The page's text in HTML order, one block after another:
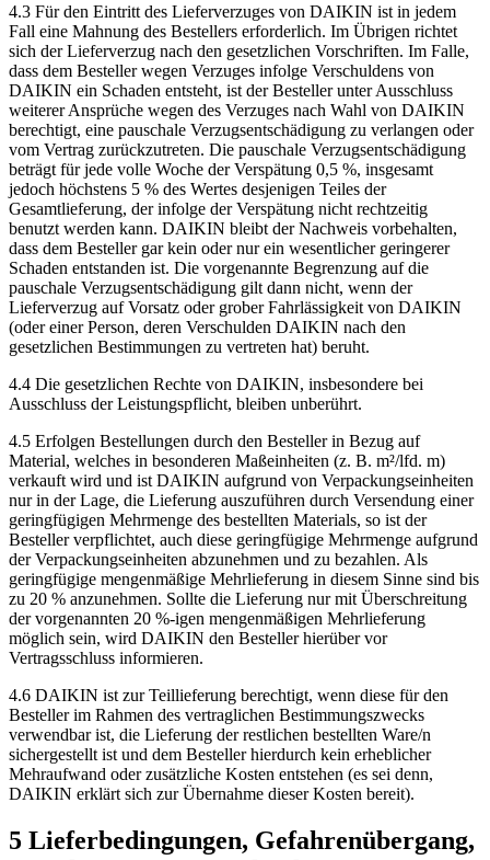
4.3 Für den Eintritt des Lieferverzuges von DAIKIN ist in jedem
Fall eine Mahnung des Bestellers erforderlich. Im Übrigen richtet
sich der Lieferverzug nach den gesetzlichen Vorschriften. Im Falle,
dass dem Besteller wegen Verzuges infolge Verschuldens von
DAIKIN ein Schaden entsteht, ist der Besteller unter Ausschluss
weiterer Ansprüche wegen des Verzuges nach Wahl von DAIKIN
berechtigt, eine pauschale Verzugsentschädigung zu verlangen oder
vom Vertrag zurückzutreten. Die pauschale Verzugsentschädigung
beträgt für jede volle Woche der Verspätung 0,5 %, insgesamt
jedoch höchstens 5 % des Wertes desjenigen Teiles der
Gesamtlieferung, der infolge der Verspätung nicht rechtzeitig
benutzt werden kann. DAIKIN bleibt der Nachweis vorbehalten,
dass dem Besteller gar kein oder nur ein wesentlicher geringerer
Schaden entstanden ist. Die vorgenannte Begrenzung auf die
pauschale Verzugsentschädigung gilt dann nicht, wenn der
Lieferverzug auf Vorsatz oder grober Fahrlässigkeit von DAIKIN
(oder einer Person, deren Verschulden DAIKIN nach den
gesetzlichen Bestimmungen zu vertreten hat) beruht.
4.4 Die gesetzlichen Rechte von DAIKIN, insbesondere bei
Ausschluss der Leistungspflicht, bleiben unberührt.
4.5 Erfolgen Bestellungen durch den Besteller in Bezug auf
Material, welches in besonderen Maßeinheiten (z. B. m²/lfd. m)
verkauft wird und ist DAIKIN aufgrund von Verpackungseinheiten
nur in der Lage, die Lieferung auszuführen durch Versendung einer
geringfügigen Mehrmenge des bestellten Materials, so ist der
Besteller verpflichtet, auch diese geringfügige Mehrmenge aufgrund
der Verpackungseinheiten abzunehmen und zu bezahlen. Als
geringfügige mengenmäßige Mehrlieferung in diesem Sinne sind bis
zu 20 % anzunehmen. Sollte die Lieferung nur mit Überschreitung
der vorgenannten 20 %-igen mengenmäßigen Mehrlieferung
möglich sein, wird DAIKIN den Besteller hierüber vor
Vertragsschluss informieren.
4.6 DAIKIN ist zur Teillieferung berechtigt, wenn diese für den
Besteller im Rahmen des vertraglichen Bestimmungszwecks
verwendbar ist, die Lieferung der restlichen bestellten Ware/n
sichergestellt ist und dem Besteller hierdurch kein erheblicher
Mehraufwand oder zusätzliche Kosten entstehen (es sei denn,
DAIKIN erklärt sich zur Übernahme dieser Kosten bereit).
5 Lieferbedingungen, Gefahrenübergang,